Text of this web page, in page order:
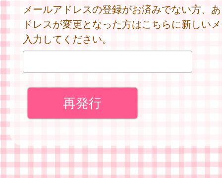
メールアドレスの登録がお済みでない方、
ドレスが変更となった方はこちらに新しい
入力してください。